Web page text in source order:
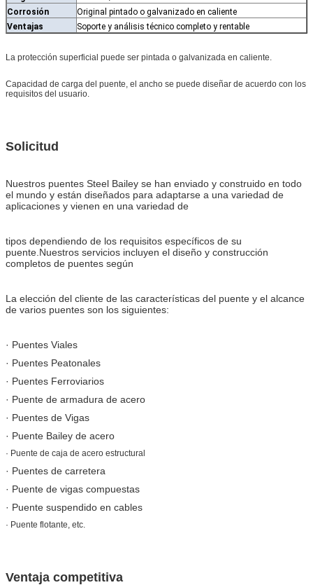
Corrosión
Original pintado o galvanizado en caliente
Ventajas
Soporte y análisis técnico completo y rentable
La protección superficial puede ser pintada o galvanizada en caliente.
Capacidad de carga del puente, el ancho se puede diseñar de acuerdo con los
requisitos del usuario.
Solicitud
Nuestros puentes Steel Bailey se han enviado y construido en todo
el mundo y están diseñados para adaptarse a una variedad de
aplicaciones y vienen en una variedad de
tipos dependiendo de los requisitos específicos de su
puente.Nuestros servicios incluyen el diseño y construcción
completos de puentes según
La elección del cliente de las características del puente y el alcance
de varios puentes son los siguientes:
· Puentes Viales
· Puentes Peatonales
· Puentes Ferroviarios
· Puente de armadura de acero
· Puentes de Vigas
· Puente Bailey de acero
· Puente de caja de acero estructural
· Puentes de carretera
· Puente de vigas compuestas
· Puente suspendido en cables
· Puente flotante, etc.
Ventaja competitiva